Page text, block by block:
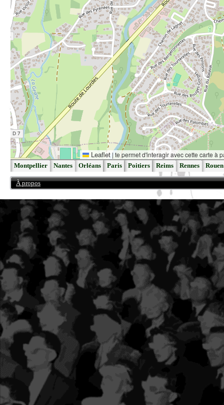
Leaflet | te permet d'interagir avec cette carte à
Montpellier Nantes Orléans Paris Poitiers Reims Rennes Rouen
À propos